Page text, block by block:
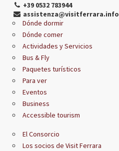
+39 0532 783944
assistenza@visitferrara.info
Dónde dormir
Dónde comer
Actividades y Servicios
Bus & Fly
Paquetes turísticos
Para ver
Eventos
Business
Accessible tourism
El Consorcio
Los socios de Visit Ferrara